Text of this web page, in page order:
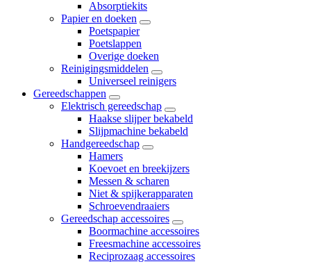
Absorptiekits
Papier en doeken
Poetspapier
Poetslappen
Overige doeken
Reinigingsmiddelen
Universeel reinigers
Gereedschappen
Elektrisch gereedschap
Haakse slijper bekabeld
Slijpmachine bekabeld
Handgereedschap
Hamers
Koevoet en breekijzers
Messen & scharen
Niet & spijkerapparaten
Schroevendraaiers
Gereedschap accessoires
Boormachine accessoires
Freesmachine accessoires
Reciprozaag accessoires